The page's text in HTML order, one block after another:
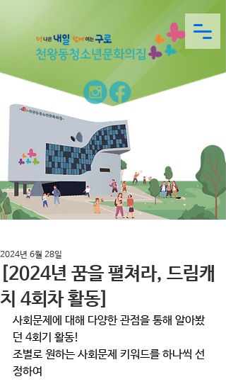
[2024년 꿈을 펼쳐라, 드림캐
치 4회차 활동]
2024년 6월 28일
사회문제에 대해 다양한 관점을 통해 알아봤
던 4회기 활동!
조별로 원하는 사회문제 키워드를 하나씩 선
정하여